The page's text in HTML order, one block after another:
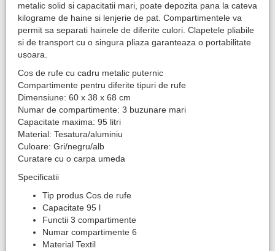
metalic solid si capacitatii mari, poate depozita pana la cateva
kilograme de haine si lenjerie de pat. Compartimentele va
permit sa separati hainele de diferite culori. Clapetele pliabile
si de transport cu o singura pliaza garanteaza o portabilitate
usoara.
Cos de rufe cu cadru metalic puternic
Compartimente pentru diferite tipuri de rufe
Dimensiune: 60 x 38 x 68 cm
Numar de compartimente: 3 buzunare mari
Capacitate maxima: 95 litri
Material: Tesatura/aluminiu
Culoare: Gri/negru/alb
Curatare cu o carpa umeda
Specificatii
Tip produs Cos de rufe
Capacitate 95 l
Functii 3 compartimente
Numar compartimente 6
Material Textil